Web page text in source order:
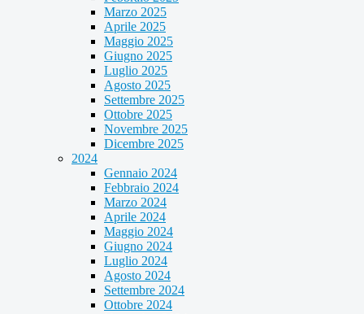
Marzo 2025
Aprile 2025
Maggio 2025
Giugno 2025
Luglio 2025
Agosto 2025
Settembre 2025
Ottobre 2025
Novembre 2025
Dicembre 2025
2024
Gennaio 2024
Febbraio 2024
Marzo 2024
Aprile 2024
Maggio 2024
Giugno 2024
Luglio 2024
Agosto 2024
Settembre 2024
Ottobre 2024